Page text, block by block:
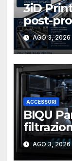
3iD
post-
AGO 3, 2026
ACCESSORI
BIQU
attivi
Bambu
AGO 3, 2026